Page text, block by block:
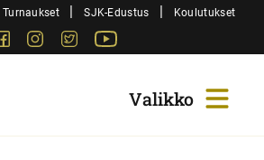
Turnaukset | SJK-Edustus | Koulutukset
FacebookInstagram
Twitter